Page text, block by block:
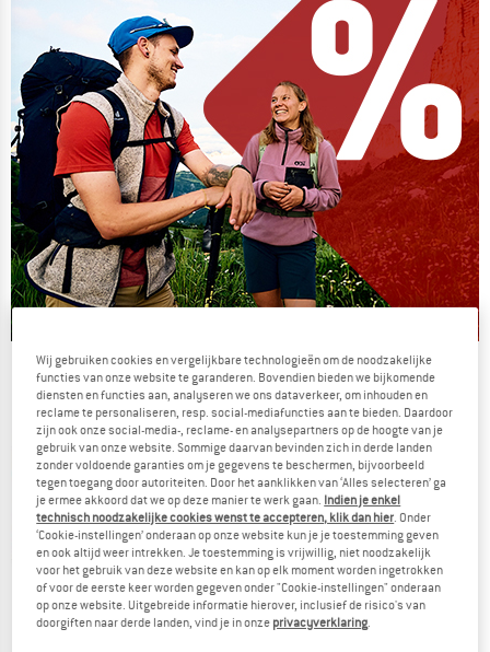
De zomersale gaat verder
NU TOT MAAR LIEFST -50%
NAAR DE SALE
Wij gebruiken cookies en vergelijkbare technologieën om de noodzakelijke
functies van onze website te garanderen. Bovendien bieden we bijkomende
diensten en functies aan, analyseren we ons dataverkeer, om inhouden en
reclame te personaliseren, resp. social-mediafuncties aan te bieden. Daardoor
zijn ook onze social-media-, reclame- en analysepartners op de hoogte van je
gebruik van onze website. Sommige daarvan bevinden zich in derde landen
zonder voldoende garanties om je gegevens te beschermen, bijvoorbeeld
tegen toegang door autoriteiten. Door het aanklikken van ‘Alles selecteren’ ga
je ermee akkoord dat we op deze manier te werk gaan. Indien je enkel
technisch noodzakelijke cookies wenst te accepteren, klik dan hier. Onder
‘Cookie-instellingen’ onderaan op onze website kun je je toestemming geven
en ook altijd weer intrekken. Je toestemming is vrijwillig, niet noodzakelijk
voor het gebruik van deze website en kan op elk moment worden ingetrokken
of voor de eerste keer worden gegeven onder "Cookie-instellingen" onderaan
op onze website. Uitgebreide informatie hierover, inclusief de risico's van
doorgiften naar derde landen, vind je in onze privacyverklaring.